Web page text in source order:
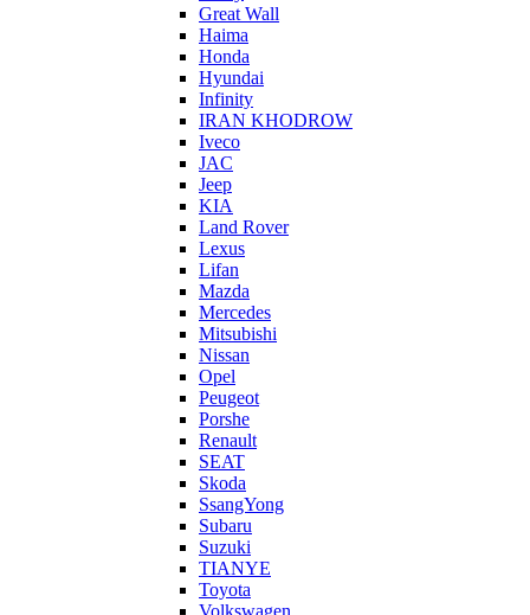
Great Wall
Haima
Honda
Hyundai
Infinity
IRAN KHODROW
Iveco
JAC
Jeep
KIA
Land Rover
Lexus
Lifan
Mazda
Mercedes
Mitsubishi
Nissan
Opel
Peugeot
Porshe
Renault
SEAT
Skoda
SsangYong
Subaru
Suzuki
TIANYE
Toyota
Volkswagen